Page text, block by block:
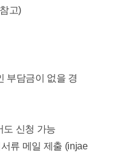
고)
부담금이 없을 경
도 신청 가능
류 메일 제출 (injae